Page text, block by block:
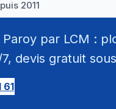
2011
par LCM :
devis gratuit
61